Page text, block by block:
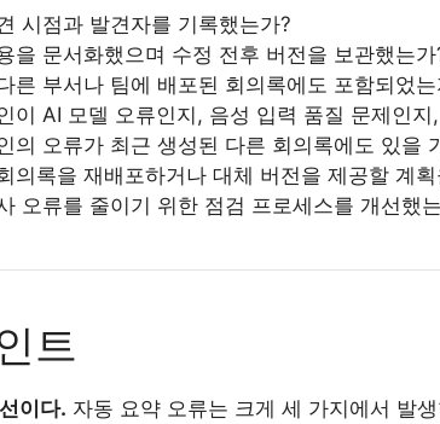
시점과 발견자를 기록했는가?
을 문서화했으며 수정 전후 버전을 보관했는가
른 부서나 팀에 배포된 회의록에도 포함되었
이 AI 모델 오류인지, 음성 입력 품질 문제인
의 오류가 최근 생성된 다른 회의록에도 있을
의록을 재배포하거나 대체 버전을 제공할 계
오류를 줄이기 위한 점검 프로세스를 개선했
트
이다. 자동 요약 오류는 크게 세 가지에서 발